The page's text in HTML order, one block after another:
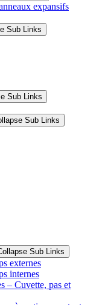
expansifs
Sub Links
Sub Links
Sub Links
Sub Links
externes
internes
– Cuvette, pas et